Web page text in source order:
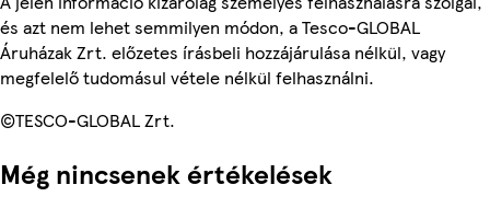
és azt nem lehet semmilyen módon, a Tesco-GLOBAL
Áruházak Zrt. előzetes írásbeli hozzájárulása nélkül, vagy
megfelelő tudomásul vétele nélkül felhasználni.
©TESCO-GLOBAL Zrt.
Még nincsenek értékelések